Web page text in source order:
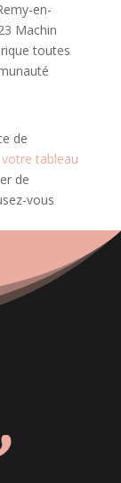
en-
Machin
toutes
de
votre tableau
de
vous